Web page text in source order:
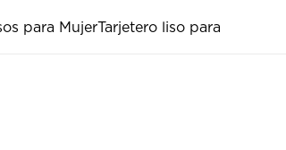
para MujerTarjetero liso para